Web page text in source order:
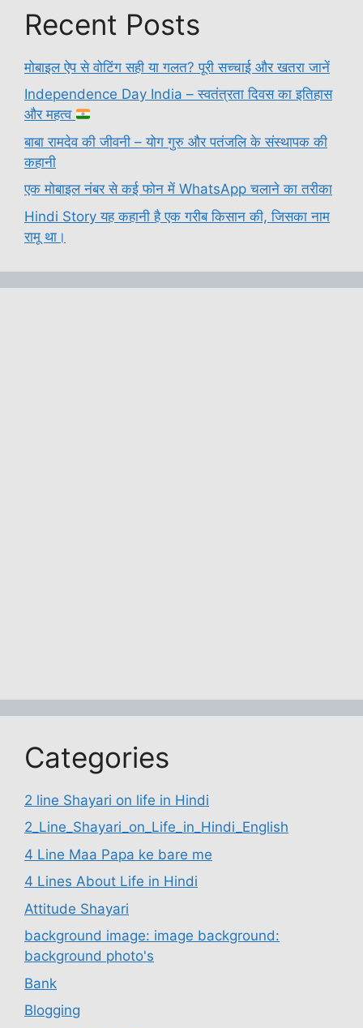
Recent Posts
मोबाइल ऐप से वोटिंग सही या गलत? पूरी सच्चाई और खतरा जानें
Independence Day India – स्वतंत्रता दिवस का इतिहास
और महत्व
बाबा रामदेव की जीवनी – योग गुरु और पतंजलि के संस्थापक की
कहानी
एक मोबाइल नंबर से कई फोन में WhatsApp चलाने का तरीका
Hindi Story यह कहानी है एक गरीब किसान की, जिसका नाम
रामू था।
Categories
2 line Shayari on life in Hindi
2_Line_Shayari_on_Life_in_Hindi_English
4 Line Maa Papa ke bare me
4 Lines About Life in Hindi
Attitude Shayari
background image: image background:
background photo's
Bank
Blogging